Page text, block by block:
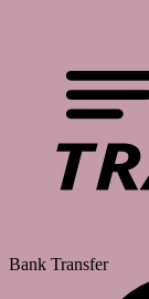
Bank Transfer